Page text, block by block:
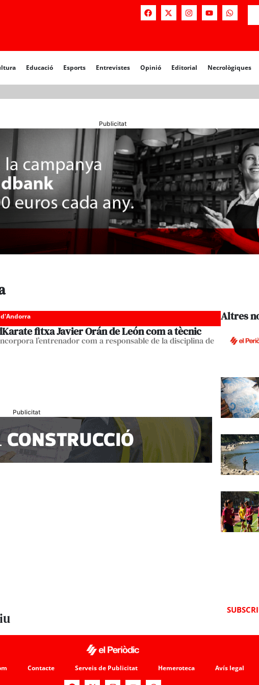
Educació Esports Entrevistes Opinió Editorial Necrològiques
Opinió Editorial Necrològiques
Publicitat
fitxa Javier Orán de León com a tècnic
l’entrenador com a responsable de la disciplina de
Publicitat
Altres
Contacte Serveis de Publicitat Hemeroteca Avís legal